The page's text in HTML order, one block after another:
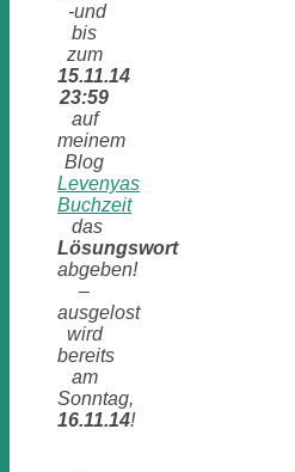
-und
bis
zum
15.11.14
23:59
auf
meinem
Blog
Levenyas
Buchzeit
das
Lösungswort
abgeben!
–
ausgelost
wird
bereits
am
Sonntag,
16.11.14!